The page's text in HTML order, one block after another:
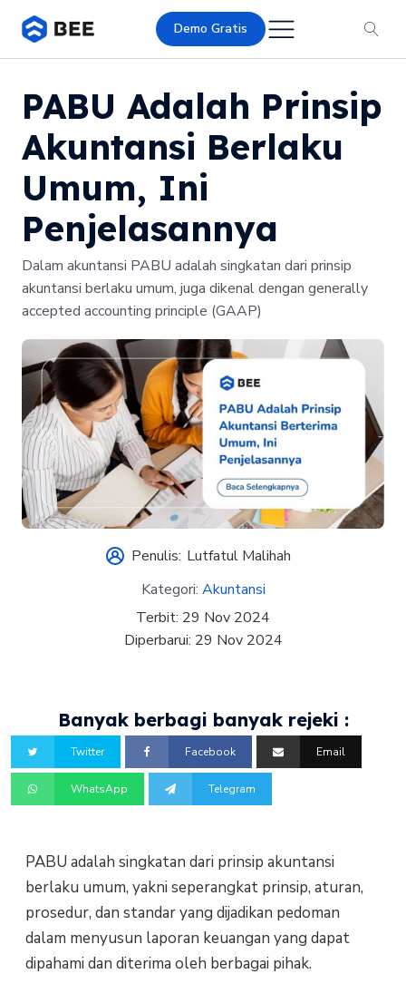
Demo Gratis
PABU Adalah Prinsip
Akuntansi Berlaku
Umum, Ini
Penjelasannya
Dalam akuntansi PABU adalah singkatan dari prinsip
akuntansi berlaku umum, juga dikenal dengan generally
accepted accounting principle (GAAP)
Penulis: Lutfatul Malihah
Kategori: Akuntansi
Terbit: 29 Nov 2024
Diperbarui: 29 Nov 2024
Banyak berbagi banyak rejeki :
Twitter Facebook Email
WhatsApp Telegram
PABU adalah singkatan dari prinsip akuntansi
berlaku umum, yakni seperangkat prinsip, aturan,
prosedur, dan standar yang dijadikan pedoman
dalam menyusun laporan keuangan yang dapat
dipahami dan diterima oleh berbagai pihak.